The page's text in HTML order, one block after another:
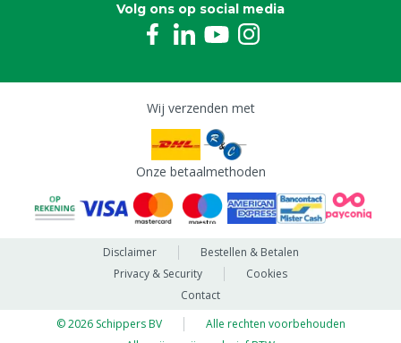
Volg ons op social media
Wij verzenden met
Onze betaalmethoden
Disclaimer
Bestellen & Betalen
Privacy & Security
Cookies
Contact
© 2026 Schippers BV
Alle rechten voorbehouden